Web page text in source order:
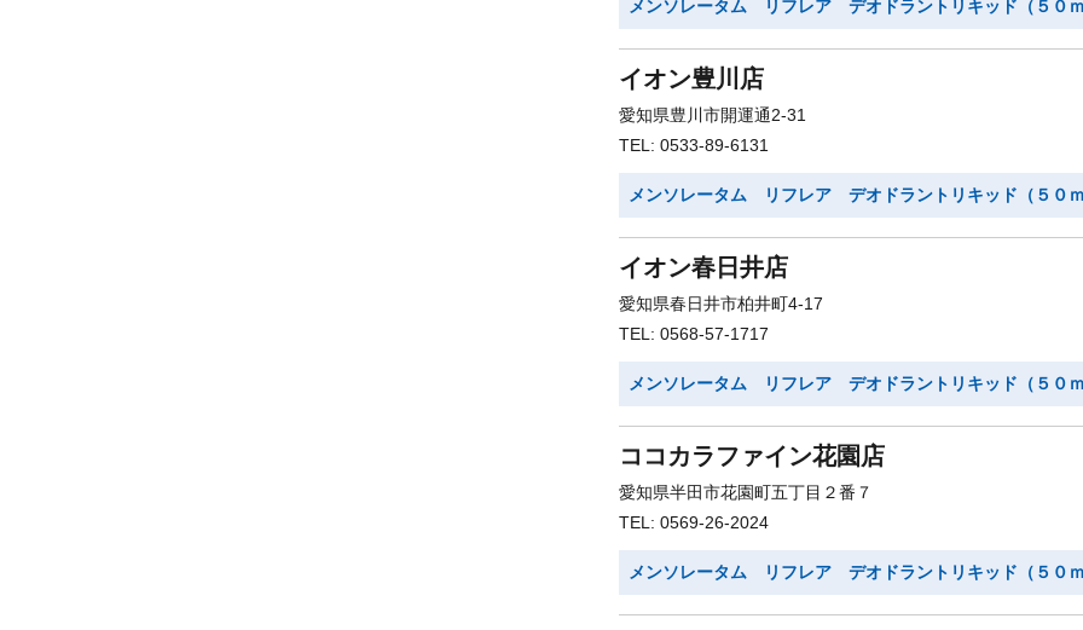
メンソレータム リフレア デオドラントリキッド（５０ｍ
イオン豊川店
愛知県豊川市開運通2-31
TEL: 0533-89-6131
メンソレータム リフレア デオドラントリキッド（５０ｍ
イオン春日井店
愛知県春日井市柏井町4-17
TEL: 0568-57-1717
メンソレータム リフレア デオドラントリキッド（５０ｍ
ココカラファイン花園店
愛知県半田市花園町五丁目２番７
TEL: 0569-26-2024
メンソレータム リフレア デオドラントリキッド（５０ｍ